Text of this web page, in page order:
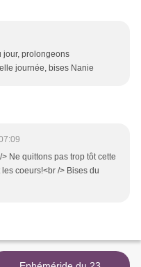
jour, prolongeons
journée, bises Nanie
Ne quittons pas trop tôt cette
coeurs!<br /> Bises du